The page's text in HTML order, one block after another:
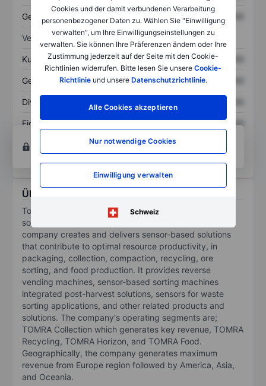
Cookies und der damit verbundenen Verarbeitung
personenbezogener Daten zu. Wählen Sie "Einwilligung
verwalten", um Ihre Einwilligungseinstellungen zu
verwalten. Sie können Ihre Präferenzen ändern oder Ihre
Zustimmung jederzeit auf der Seite mit den Cookie-
Richtlinien widerrufen. Bitte lesen Sie unsere Cookie-
Richtlinieund unsere Datenschutzrichtlinie.
Alle Cookies akzeptieren
Nur notwendige Cookies
Einwilligung verwalten
Schweiz
Gesamtschulden XXXXXXX XXXXXXX
Verhältnisse
Kurs/Umsatz XXXXXXX XXXXXXX
Gewinn je Aktie XXXXXXX XXXXXXX
Dividende je Aktie
Eigenkapitalrendite XXXXXXX
XXXXXXX
Konto eröffnenum Zugriff auf mehr Diagramm-
und Analyse-Tools zu erhalten.
Über Tomra Systems
Tomra Systems ASA provides sorting and recycling
solutions to equip customers for handling waste. The
company creates and delivers sensor-based solutions
that contribute to optimal resource productivity, in
packaging, collection, compaction, recycling, ore
sorting, and food production. It provides reverse
vending machines, sensor-based sorting machines
integrated post-harvest solutions, sensors for waste
sorting applications, and other related products and
solutions. The company's operating segments are;
TOMRA Collection which generates key revenue, TOMRA
Recycling, TOMRA Horizon, and TOMRA Food.
Geographically, the company generates maximum
revenue from Europe region followed by America, Asia,
and Oceania.